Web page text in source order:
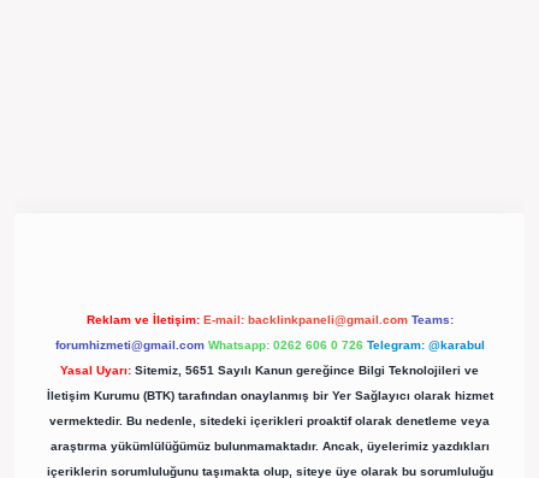
Reklam ve İletişim: E-mail: backlinkpaneli@gmail.com Teams:
forumhizmeti@gmail.com Whatsapp: 0262 606 0 726 Telegram: @karabul
Yasal Uyarı: Sitemiz, 5651 Sayılı Kanun gereğince Bilgi Teknolojileri ve
İletişim Kurumu (BTK) tarafından onaylanmış bir Yer Sağlayıcı olarak hizmet
vermektedir. Bu nedenle, sitedeki içerikleri proaktif olarak denetleme veya
araştırma yükümlülüğümüz bulunmamaktadır. Ancak, üyelerimiz yazdıkları
içeriklerin sorumluluğunu taşımakta olup, siteye üye olarak bu sorumluluğu